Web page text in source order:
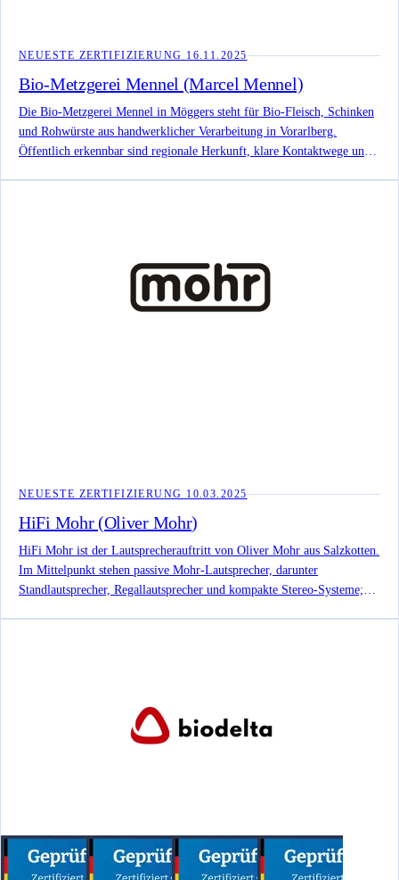
NEUESTE ZERTIFIZIERUNG 16.11.2025
Bio-Metzgerei Mennel (Marcel Mennel)
Die Bio-Metzgerei Mennel in Möggers steht für Bio-Fleisch, Schinken
und Rohwürste aus handwerklicher Verarbeitung in Vorarlberg.
Öffentlich erkennbar sind regionale Herkunft, klare Kontaktwege und
NEUESTE ZERTIFIZIERUNG 10.03.2025
HiFi Mohr (Oliver Mohr)
HiFi Mohr ist der Lautsprecherauftritt von Oliver Mohr aus Salzkotten.
Im Mittelpunkt stehen passive Mohr-Lautsprecher, darunter
Standlautsprecher, Regallautsprecher und kompakte Stereo-Systeme;